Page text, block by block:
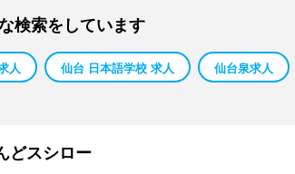
検索をしています
人 仙台 日本語学校 求人 仙台泉求人
どスシロー